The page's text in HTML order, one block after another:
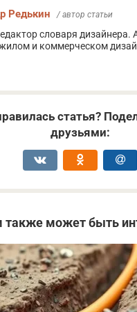
Редькин / автор статьи
словаря дизайнера.
и коммерческом
статья?
друзьями:
также может быть